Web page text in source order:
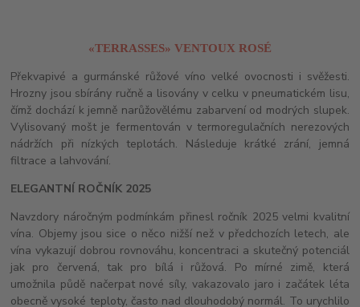
«TERRASSES» VENTOUX ROSÉ
Překvapivé a gurmánské růžové víno velké ovocnosti i svěžesti.
Hrozny jsou sbírány ručně a lisovány v celku v pneumatickém lisu,
čímž dochází k jemně narůžovělému zabarvení od modrých slupek.
Vylisovaný mošt je fermentován v termoregulačních nerezových
nádržích při nízkých teplotách. Následuje krátké zrání, jemná
filtrace a lahvování.
ELEGANTNÍ ROČNÍK 2025
Navzdory náročným podmínkám přinesl ročník 2025 velmi kvalitní
vína. Objemy jsou sice o něco nižší než v předchozích letech, ale
vína vykazují dobrou rovnováhu, koncentraci a skutečný potenciál
jak pro červená, tak pro bílá i růžová. Po mírné zimě, která
umožnila půdě načerpat nové síly, vakazovalo jaro i začátek léta
obecně vysoké teploty, často nad dlouhodobý normál. To urychlilo